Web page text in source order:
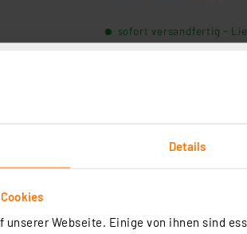
Details
unserer Webseite. Einige von ihnen sind
sofort versandfertig -
sofort versandfertig -